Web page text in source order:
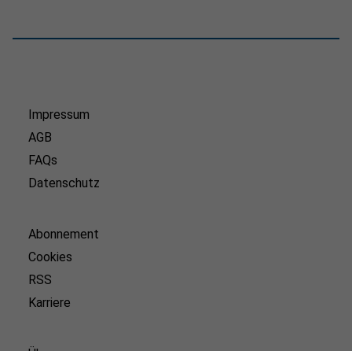
Impressum
AGB
FAQs
Datenschutz
Abonnement
Cookies
RSS
Karriere